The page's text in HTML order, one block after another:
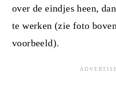
over de eindjes heen,
te werken (zie foto
voorbeeld).